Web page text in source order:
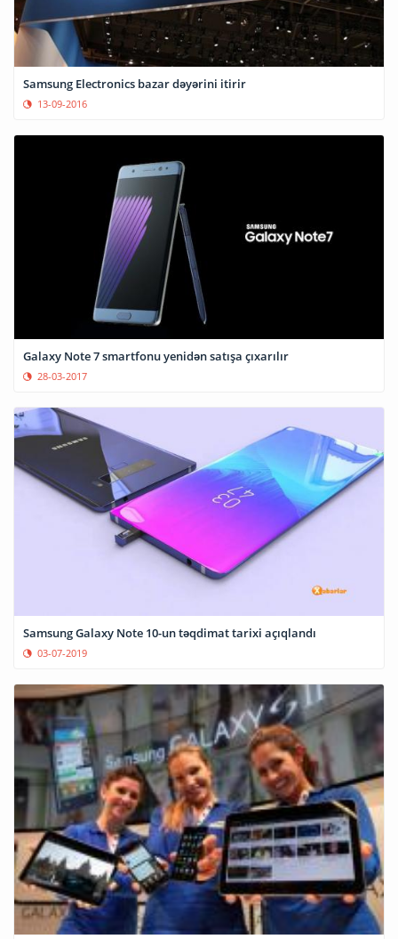
Samsung Electronics bazar dəyərini itirir
13-09-2016
Galaxy Note 7 smartfonu yenidən satışa çıxarılır
28-03-2017
Samsung Galaxy Note 10-un təqdimat tarixi açıqlandı
03-07-2019